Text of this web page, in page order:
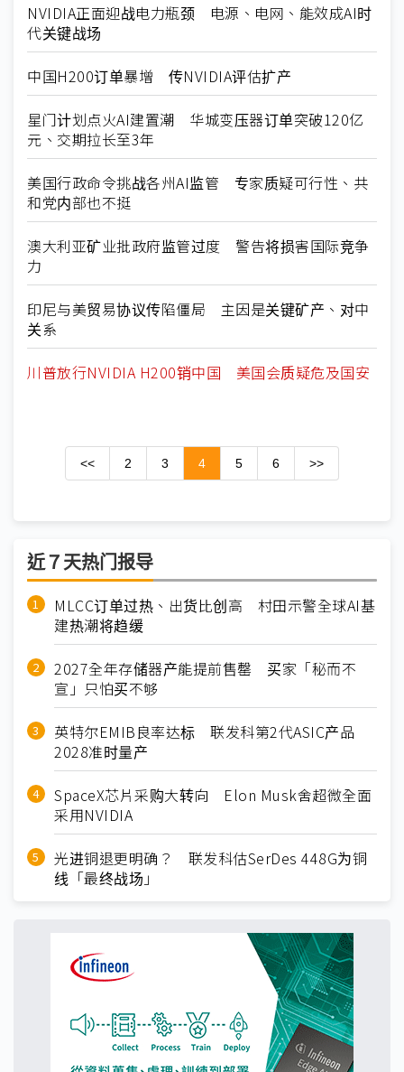
NVIDIA正面迎战电力瓶颈 电源、电网、能效成AI时
代关键战场
中国H200订单暴增 传NVIDIA评估扩产
星门计划点火AI建置潮 华城变压器订单突破120亿
元、交期拉长至3年
美国行政命令挑战各州AI监管 专家质疑可行性、共
和党内部也不挺
澳大利亚矿业批政府监管过度 警告将损害国际竞争
力
印尼与美贸易协议传陷僵局 主因是关键矿产、对中
关系
川普放行NVIDIA H200销中国 美国会质疑危及国安
<< 2 3 4 5 6 >>
近７天热门报导
MLCC订单过热、出货比创高 村田示警全球AI基
建热潮将趋缓
2027全年存储器产能提前售罄 买家「秘而不
宣」只怕买不够
英特尔EMIB良率达标 联发科第2代ASIC产品
2028准时量产
SpaceX芯片采购大转向 Elon Musk舍超微全面
采用NVIDIA
光进铜退更明确？ 联发科估SerDes 448G为铜
线「最终战场」